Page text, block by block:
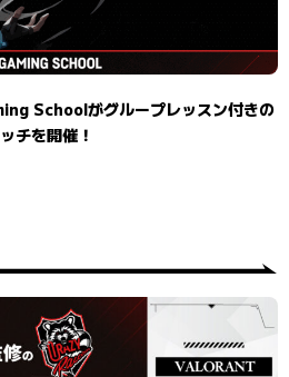
Schoolがグループレッスン付きの
チを開催！